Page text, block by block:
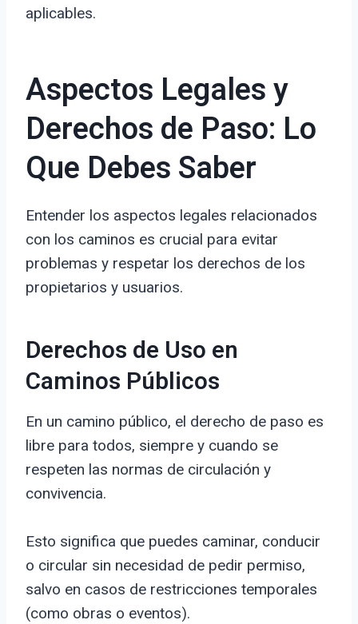
aplicables.
Aspectos Legales y
Derechos de Paso: Lo
Que Debes Saber
Entender los aspectos legales relacionados
con los caminos es crucial para evitar
problemas y respetar los derechos de los
propietarios y usuarios.
Derechos de Uso en
Caminos Públicos
En un camino público, el derecho de paso es
libre para todos, siempre y cuando se
respeten las normas de circulación y
convivencia.
Esto significa que puedes caminar, conducir
o circular sin necesidad de pedir permiso,
salvo en casos de restricciones temporales
(como obras o eventos).